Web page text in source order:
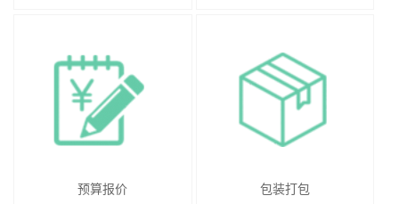
预算报价 包装打包